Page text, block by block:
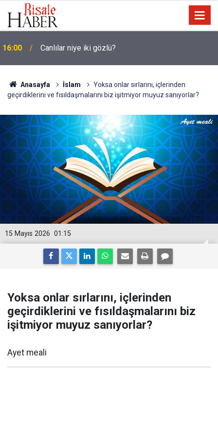
15:35 Sosyal medya, derslerde başarısızlığa yol açıyor
Anasayfa İslam
Yoksa onlar sırlarını, içlerinden
geçirdiklerini ve fısıldaşmalarını biz işitmiyor muyuz sanıyorlar?
01:15
15 Mayıs 2026
Yoksa onlar sırlarını, içlerinden
geçirdiklerini ve fısıldaşmalarını biz
işitmiyor muyuz sanıyorlar?
Ayet meali